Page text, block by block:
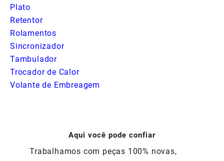
Plato
Retentor
Rolamentos
Sincronizador
Tambulador
Trocador de Calor
Volante de Embreagem
Aqui você pode confiar
Trabalhamos com peças 100% novas,